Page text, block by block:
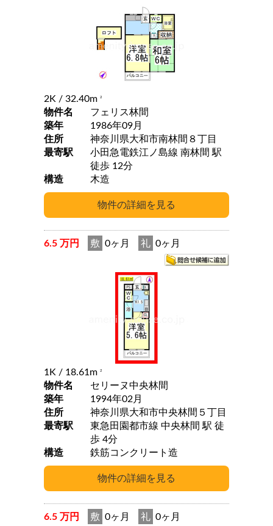
2K / 32.40m 2
物件名
フェリス林間
築年
1986年09月
住所
神奈川県大和市南林間８丁目
最寄駅
小田急電鉄江ノ島線 南林間 駅
徒歩 12分
構造
木造
6.5 万円 敷 0ヶ月 礼 0ヶ月
1K / 18.61m 2
物件名
セリーヌ中央林間
築年
1994年02月
住所
神奈川県大和市中央林間５丁目
最寄駅
東急田園都市線 中央林間 駅 徒
歩 4分
構造
鉄筋コンクリート造
6.5 万円 敷 0ヶ月 礼 0ヶ月